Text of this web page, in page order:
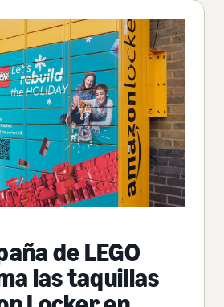
de LEGO
las taquillas